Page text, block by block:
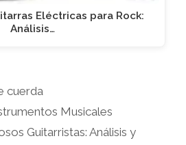
Eléctricas para Rock:
Análisis…
cuerda
Musicales
Guitarristas: Análisis y